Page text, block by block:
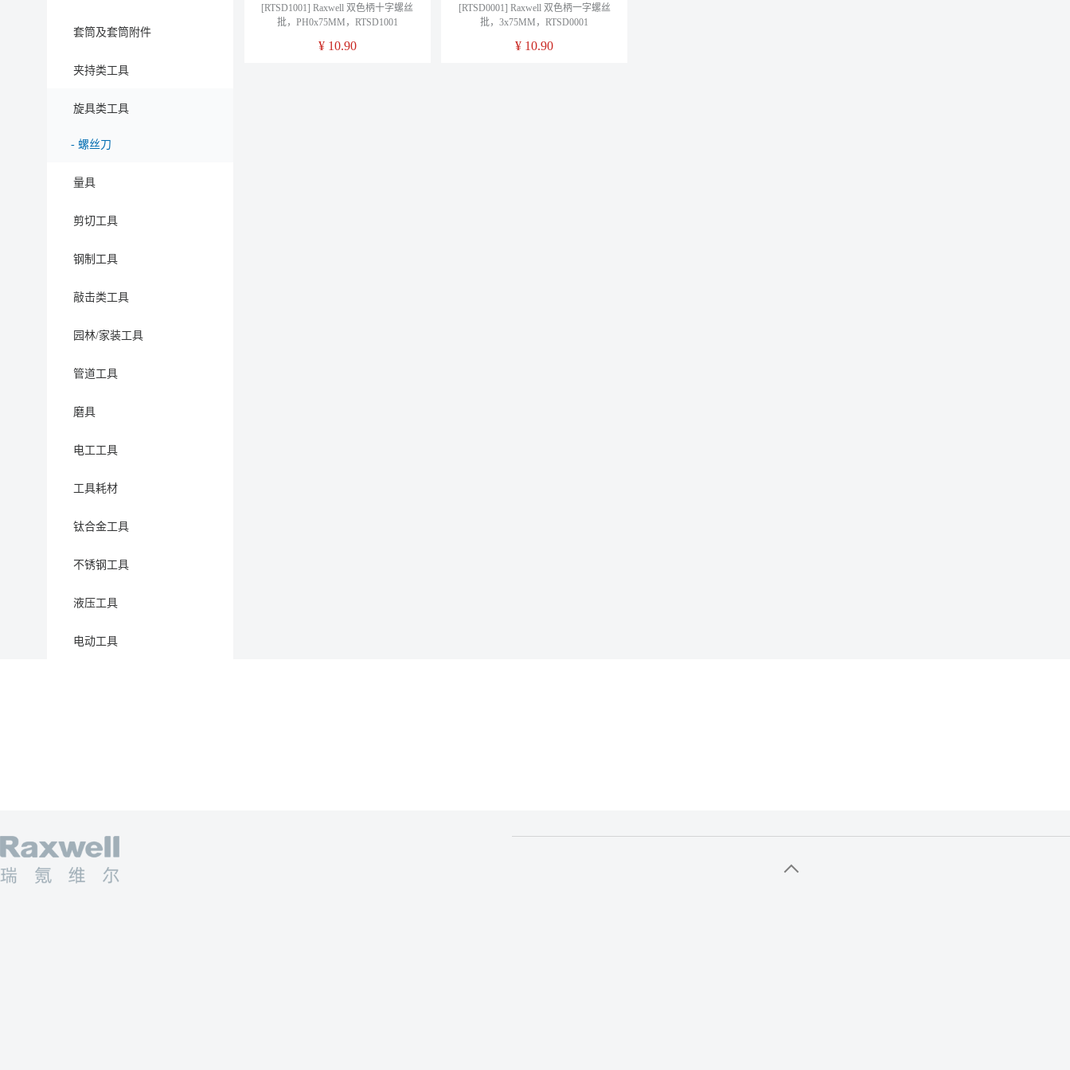
套筒及套筒附件
夹持类工具
旋具类工具
- 螺丝刀
量具
剪切工具
钢制工具
敲击类工具
园林/家装工具
管道工具
磨具
电工工具
工具耗材
钛合金工具
不锈钢工具
液压工具
电动工具
[RTSD1001] Raxwell 双色柄十字螺丝
批，PH0x75MM，RTSD1001
¥ 10.90
[RTSD0001] Raxwell 双色柄一字螺丝
批，3x75MM，RTSD0001
¥ 10.90